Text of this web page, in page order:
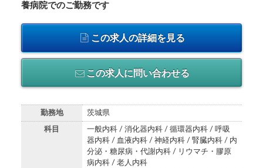
養病院でのご勤務です
この求人の詳細を見る
この求人に問い合わせる
勤務地 茨城県
科目
一般内科 / 消化器内科 / 循環器内科 / 呼吸
器内科 / 血液内科 / 神経内科 / 腎臓内科 / 内
分泌・糖尿病・代謝内科 / リウマチ・膠原
病内科 / 老人内科